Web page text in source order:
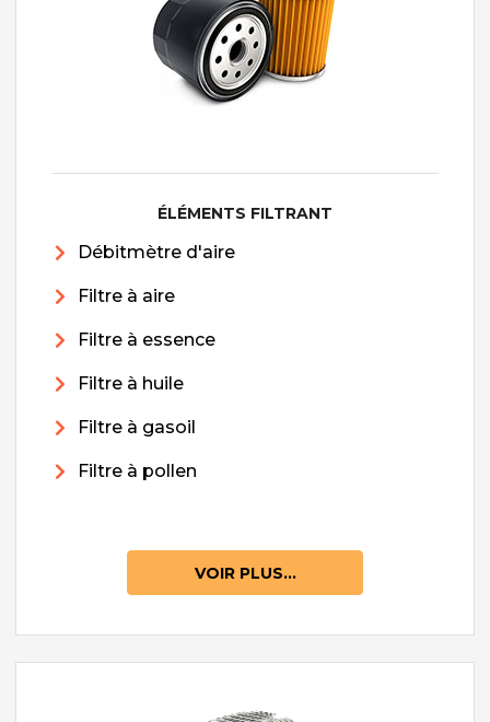
ÉLÉMENTS FILTRANT
Débitmètre d'aire
Filtre à aire
Filtre à essence
Filtre à huile
Filtre à gasoil
Filtre à pollen
VOIR PLUS...